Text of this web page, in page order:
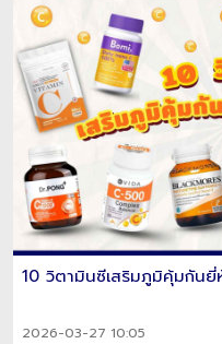
10 วิตามินซีเสริมภูมิคุ้มกัน
2026-03-27 10:05